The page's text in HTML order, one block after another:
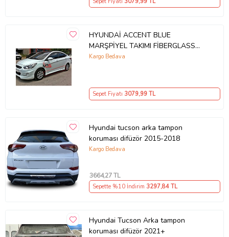
HYUNDAİ ACCENT BLUE
MARŞPİYEL TAKIMI FİBERGLASS
BOYASIZ
Kargo Bedava
Sepet Fiyatı 3079,99 TL
Hyundai tucson arka tampon
koruması difüzör 2015-2018
Kargo Bedava
3664,27 TL
Sepette %10 İndirim 3297,84 TL
Hyundai Tucson Arka tampon
koruması difüzör 2021+